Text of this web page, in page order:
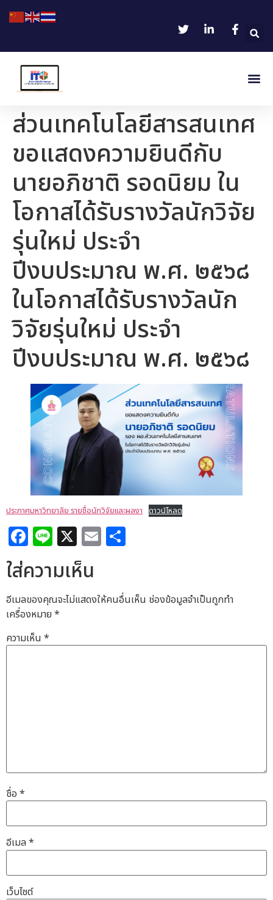
ส่วนเทคโนโลยีสารสนเทศ
ขอแสดงความยินดีกับ
นายอภิชาติ รอดนิยม ใน
โอกาสได้รับรางวัลนักวิจัย
รุ่นใหม่ ประจำ
ปีงบประมาณ พ.ศ. ๒๕๖๘
ในโอกาสได้รับรางวัลนัก
วิจัยรุ่นใหม่ ประจำ
ปีงบประมาณ พ.ศ. ๒๕๖๘
ประกาศมหาวิทยาลัย รายชื่อนักวิจัยและผลงา ดาวน์โหลด
Facebook
Line
X Email
ใส่ความเห็น
อีเมลของคุณจะไม่แสดงให้คนอื่นเห็น ช่องข้อมูลจำเป็นถูกทำ
เครื่องหมาย *
ความเห็น *
ชื่อ *
อีเมล *
เว็บไซต์